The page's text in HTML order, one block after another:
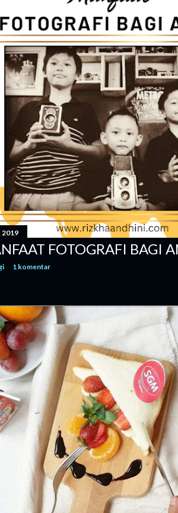
2019
FOTOGRAFI BAGI
1 komentar